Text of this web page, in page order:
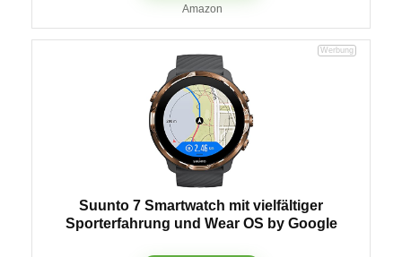
Amazon
Suunto 7 Smartwatch mit vielfältiger
Sporterfahrung und Wear OS by Google